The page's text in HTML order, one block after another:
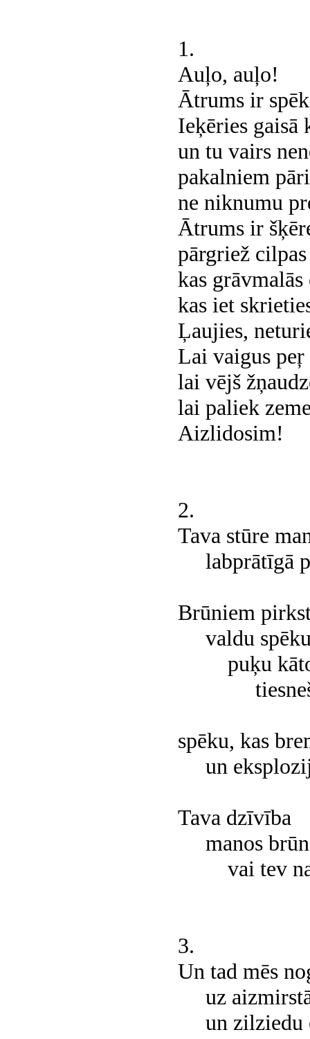
1.
Auļo, auļo!
Ātrums ir
Ieķēries gaisā
un tu vairs
pakalniem
ne niknumu
Ātrums ir
pārgriež
kas grāvmalās
kas iet
Ļaujies,
Lai vaigus
lai vējš
lai paliek
Aizlidosim!
2.
Tava stūre
labprātīgā
Brūniem
valdu
puķu
tiesnešu
spēku, kas
un
Tava dzīvība
manos
vai tev
3.
Un tad mēs
uz
un zilziedu